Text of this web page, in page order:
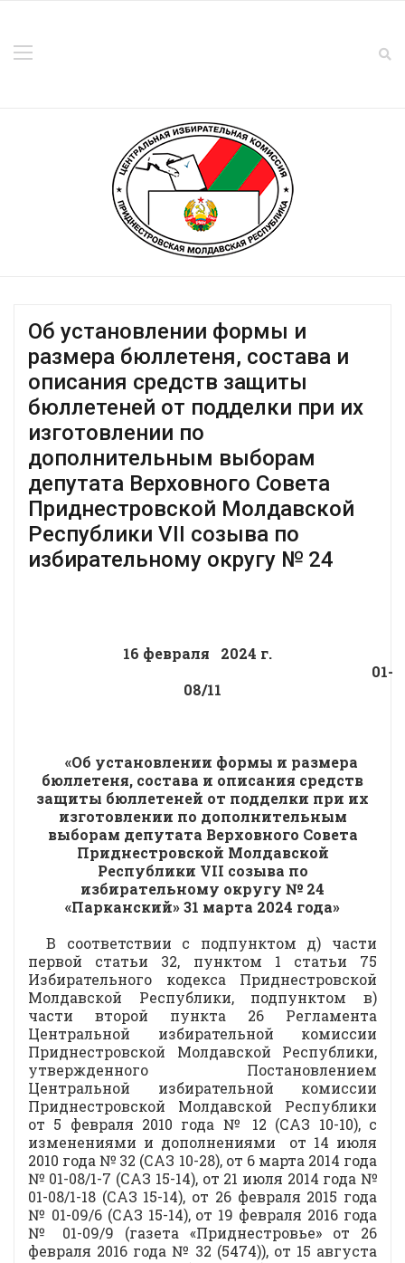
Об установлении формы и
размера бюллетеня, состава и
описания средств защиты
бюллетеней от подделки при их
изготовлении по
дополнительным выборам
депутата Верховного Совета
Приднестровской Молдавской
Республики VII созыва по
избирательному округу № 24
16 февраля 2024 г.
01-
08/11
«Об установлении формы и размера
бюллетеня, состава и описания средств
защиты бюллетеней от подделки при их
изготовлении по дополнительным
выборам депутата Верховного Совета
Приднестровской Молдавской
Республики VII созыва по
избирательному округу № 24
«Парканский» 31 марта 2024 года»
В соответствии с подпунктом д) части
первой статьи 32, пунктом 1 статьи 75
Избирательного кодекса Приднестровской
Молдавской Республики, подпунктом в)
части второй пункта 26 Регламента
Центральной избирательной комиссии
Приднестровской Молдавской Республики,
утвержденного Постановлением
Центральной избирательной комиссии
Приднестровской Молдавской Республики
от 5 февраля 2010 года № 12 (САЗ 10-10), с
изменениями и дополнениями от 14 июля
2010 года № 32 (САЗ 10-28), от 6 марта 2014 года
№ 01-08/1-7 (САЗ 15-14), от 21 июля 2014 года №
01-08/1-18 (САЗ 15-14), от 26 февраля 2015 года
№ 01-09/6 (САЗ 15-14), от 19 февраля 2016 года
№ 01-09/9 (газета «Приднестровье» от 26
февраля 2016 года № 32 (5474)), от 15 августа